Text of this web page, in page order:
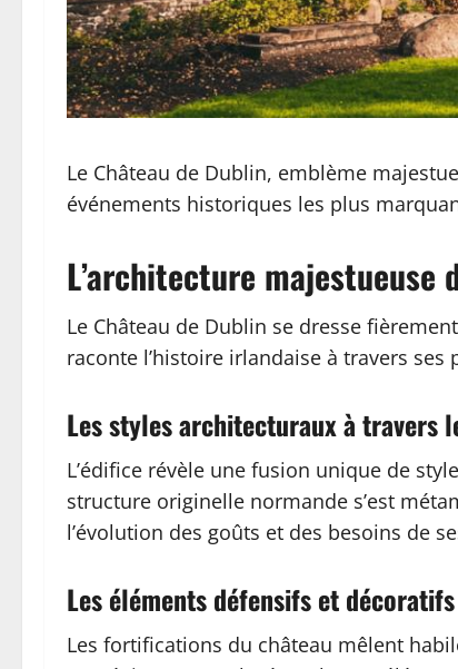
Le Château de Dublin, emblème
événements historiques les plus
L’architecture majestueuse
Le Château de Dublin se dresse
raconte l’histoire irlandaise à travers
Les styles architecturaux à travers
L’édifice révèle une fusion unique de
structure originelle normande s’est
l’évolution des goûts et des besoins de
Les éléments défensifs et
Les fortifications du château mêlent